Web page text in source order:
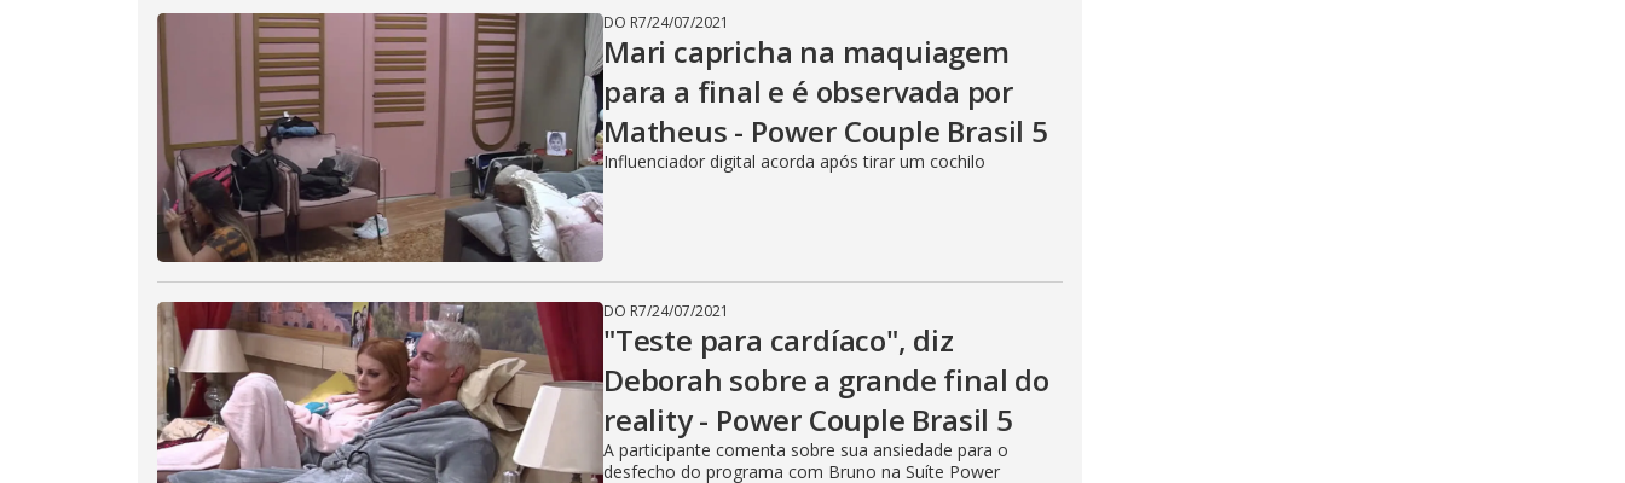
DO R7/24/07/2021
Mari capricha na maquiagem
para a final e é observada por
Matheus - Power Couple Brasil 5
Influenciador digital acorda após tirar um cochilo
DO R7/24/07/2021
"Teste para cardíaco", diz
Deborah sobre a grande final do
reality - Power Couple Brasil 5
A participante comenta sobre sua ansiedade para o
desfecho do programa com Bruno na Suíte Power